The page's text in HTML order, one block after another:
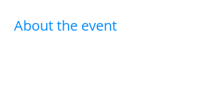
About the event